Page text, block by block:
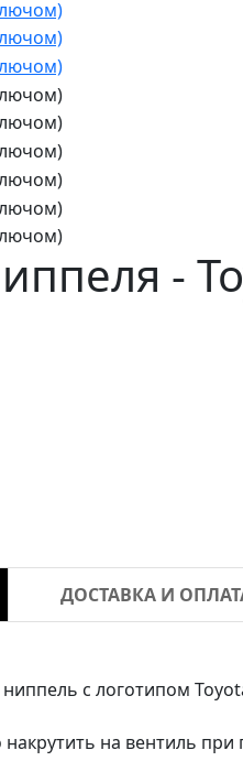
-
ДОСТАВКА И
с логотипом
на вентиль